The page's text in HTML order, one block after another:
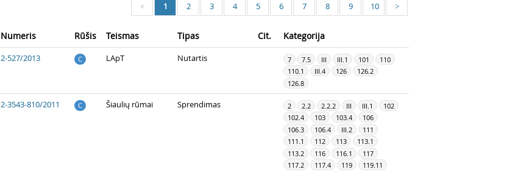
< 1 2 3 4 5 6 7 8 9 10 >
Numeris Rūšis Teismas Tipas Cit. Kategorija
2-527/2013 C LApT Nutartis 7 7.5 III III.1 101
110
110.1
III.4 126
126.2
126.8
2-3543-810/2011 C Šiaulių rūmai Sprendimas 2 2.2 2.2.2 III III.1
102
102.4
103 103.4
106
106.3
106.4 III.2
111
111.1
112 113
113.1
113.2
116 116.1
117
117.2
117.4 119 119.11